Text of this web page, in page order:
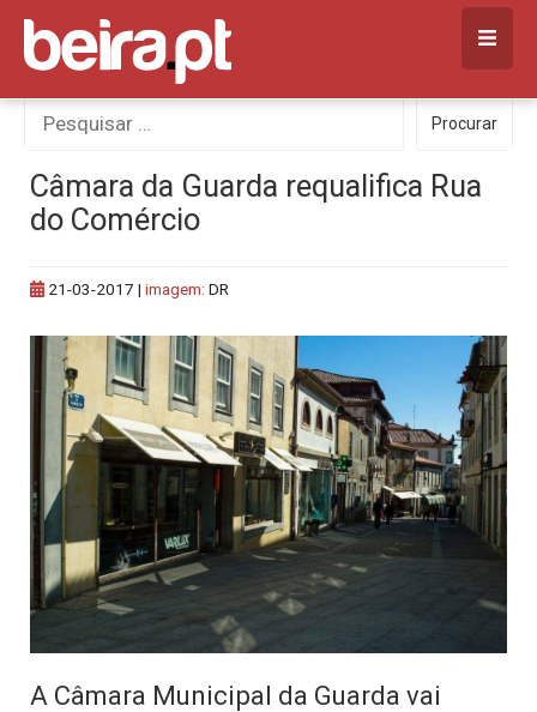
Skip
content
Procurar
por:
Procurar
Câmara da Guarda requalifica Rua
do Comércio
21-03-2017 | imagem: DR
A Câmara Municipal da Guarda vai